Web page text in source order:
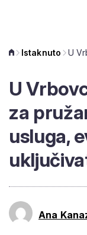
Istaknuto
U
Centar
će sve
Ana